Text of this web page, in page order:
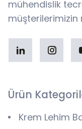
mühendislik
müşterilerimizin
Ürün
Krem Lehim